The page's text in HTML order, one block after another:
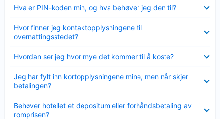
Hva er PIN-koden min, og hva behøver jeg den til?
mindre
Hvor finner jeg kontaktopplysningene til
overnattingsstedet?
mindre
Hvordan ser jeg hvor mye det kommer til å koste?
mindre
Jeg har fylt inn kortopplysningene mine, men når skjer
betalingen?
mindre
Behøver hotellet et depositum eller forhåndsbetaling av
romprisen?
mindre